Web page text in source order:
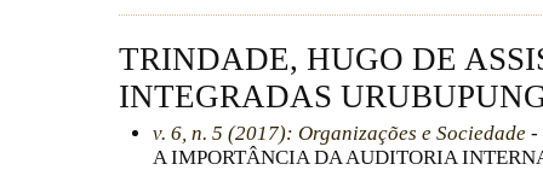
TRINDADE, HUGO DE
INTEGRADAS
v. 6, n. 5 (2017): Organizações e Sociedade -
A IMPORTÂNCIA DA AUDITORIA